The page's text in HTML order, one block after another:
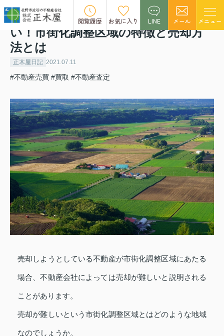
閲覧履歴 お気に入り LINE メール メニュー
市街化調整区域の不動産を売却した
い！市街化調整区域の特徴と売却方
法とは
正木屋日記 2021.07.11
#不動産売買 #買取 #不動産査定
売却しようとしている不動産が市街化調整区域にあたる
場合、不動産会社によっては売却が難しいと説明される
ことがあります。
売却が難しいという市街化調整区域とはどのような地域
なのでしょうか。